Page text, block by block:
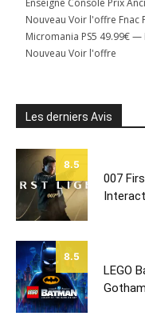
Enseigne Console Prix
Nouveau Voir l'offre Fnac
Micromania PS5 49.99€
Nouveau Voir l'offre
Les derniers Avis
8.5
007
8.5
LEGO